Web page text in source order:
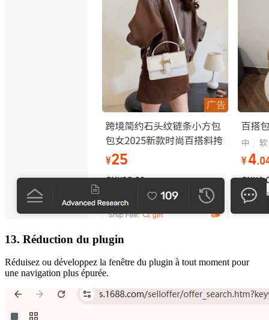
13. Réduction du plugin
Réduisez ou développez la fenêtre du plugin à tout moment pour
une navigation plus épurée.